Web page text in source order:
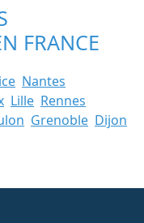
FRANCE
Nantes
Lille Rennes
Grenoble Dijon